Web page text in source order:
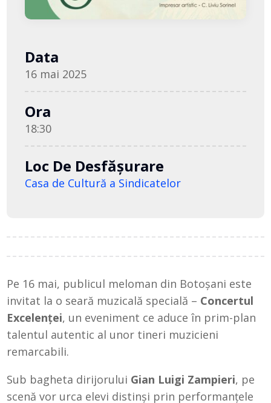
Data
16 mai 2025
Ora
18:30
Loc De Desfășurare
Casa de Cultură a Sindicatelor
Pe 16 mai, publicul meloman din Botoșani este
invitat la o seară muzicală specială – Concertul
Excelenței, un eveniment ce aduce în prim-plan
talentul autentic al unor tineri muzicieni
remarcabili.
Sub bagheta dirijorului Gian Luigi Zampieri, pe
scenă vor urca elevi distinși prin performanțele